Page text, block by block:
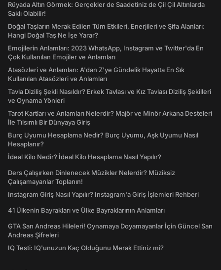
Rüyada Altın Görmek: Gerçekler de Saadetiniz de Çil Çil Altınlarda
Saklı Olabilir!
Doğal Taşların Merak Edilen Tüm Etkileri, Enerjileri ve Şifa Alanları:
Hangi Doğal Taş Ne İşe Yarar?
Emojilerin Anlamları: 2023 WhatsApp, Instagram ve Twitter'da En
Çok Kullanılan Emojiler ve Anlamları
Atasözleri ve Anlamları: A'dan Z'ye Gündelik Hayatta En Sık
Kullanılan Atasözleri ve Anlamları
Tavla Diziliş Şekli Nasıldır? Erkek Tavlası ve Kız Tavlası Diziliş Şekilleri
ve Oynama Yönleri
Tarot Kartları ve Anlamları Nelerdir? Majör ve Minör Arkana Desteleri
İle Tılsımlı Bir Dünyaya Giriş
Burç Uyumu Hesaplama Nedir? Burç Uyumu, Aşk Uyumu Nasıl
Hesaplanır?
İdeal Kilo Nedir? İdeal Kilo Hesaplama Nasıl Yapılır?
Ders Çalışırken Dinlenecek Müzikler Nelerdir? Müziksiz
Çalışamayanlar Toplanın!
Instagram Giriş Nasıl Yapılır? Instagram'a Giriş İşlemleri Rehberi
41 Ülkenin Bayrakları ve Ülke Bayraklarının Anlamları
GTA San Andreas Hileleri! Oynamaya Doyamayanlar İçin Güncel San
Andreas Şifreleri
IQ Testi: IQ'unuzun Kaç Olduğunu Merak Ettiniz mi?